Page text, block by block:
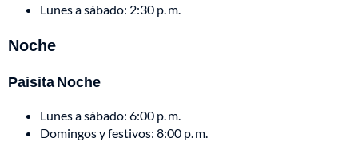
Lunes a sábado: 2:30 p. m.
Noche
Paisita Noche
Lunes a sábado: 6:00 p. m.
Domingos y festivos: 8:00 p. m.